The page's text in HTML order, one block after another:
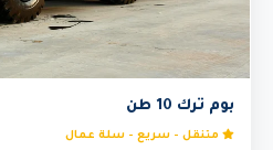
بوم ترك 10 طن
متنقل - سريع - سلة عمال